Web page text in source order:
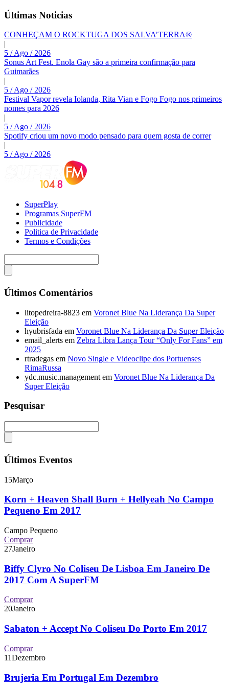
Últimas Noticias
CONHEÇAM O ROCKTUGA DOS SALVA’TERRA®
|
5 / Ago / 2026
Sonus Art Fest. Enola Gay são a primeira confirmação para
Guimarães
|
5 / Ago / 2026
Festival Vapor revela Iolanda, Rita Vian e Fogo Fogo nos primeiros
nomes para 2026
|
5 / Ago / 2026
Spotify criou um novo modo pensado para quem gosta de correr
|
5 / Ago / 2026
SuperPlay
Programas SuperFM
Publicidade
Politica de Privacidade
Termos e Condições
Últimos Comentários
litopedreira-8823 em Voronet Blue Na Liderança Da Super
Eleição
hyubrisfada em Voronet Blue Na Liderança Da Super Eleição
email_alerts em Zebra Libra Lança Tour “Only For Fans” em
2025
rtradegas em Novo Single e Videoclipe dos Portuenses
RimaRussa
ydc.music.management em Voronet Blue Na Liderança Da
Super Eleição
Pesquisar
Últimos Eventos
15Março
Korn + Heaven Shall Burn + Hellyeah No Campo
Pequeno Em 2017
Campo Pequeno
Comprar
27Janeiro
Biffy Clyro No Coliseu De Lisboa Em Janeiro De
2017 Com A SuperFM
Comprar
20Janeiro
Sabaton + Accept No Coliseu Do Porto Em 2017
Comprar
11Dezembro
Brujeria Em Portugal Em Dezembro